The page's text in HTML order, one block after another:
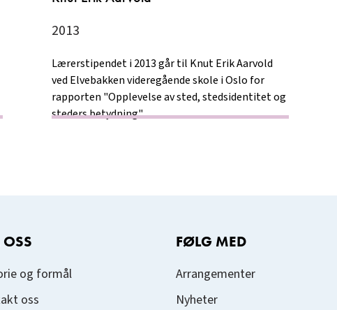
2013
Lærerstipendet i 2013 går til Knut Erik Aarvold
ved Elvebakken videregående skole i Oslo for
rapporten "Opplevelse av sted, stedsidentitet og
steders betydning".
og formål
oss
FØLG MED
Arrangementer
Nyheter